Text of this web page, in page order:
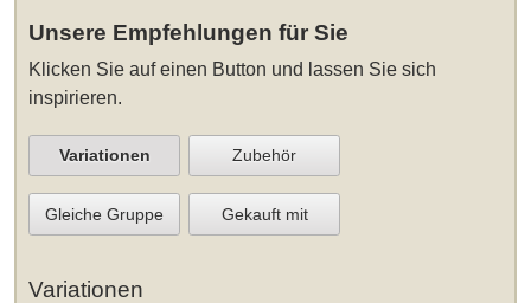
Unsere Empfehlungen für Sie
Klicken Sie auf einen Button und lassen Sie sich
inspirieren.
Variationen Zubehör
Gleiche Gruppe Gekauft mit
Variationen